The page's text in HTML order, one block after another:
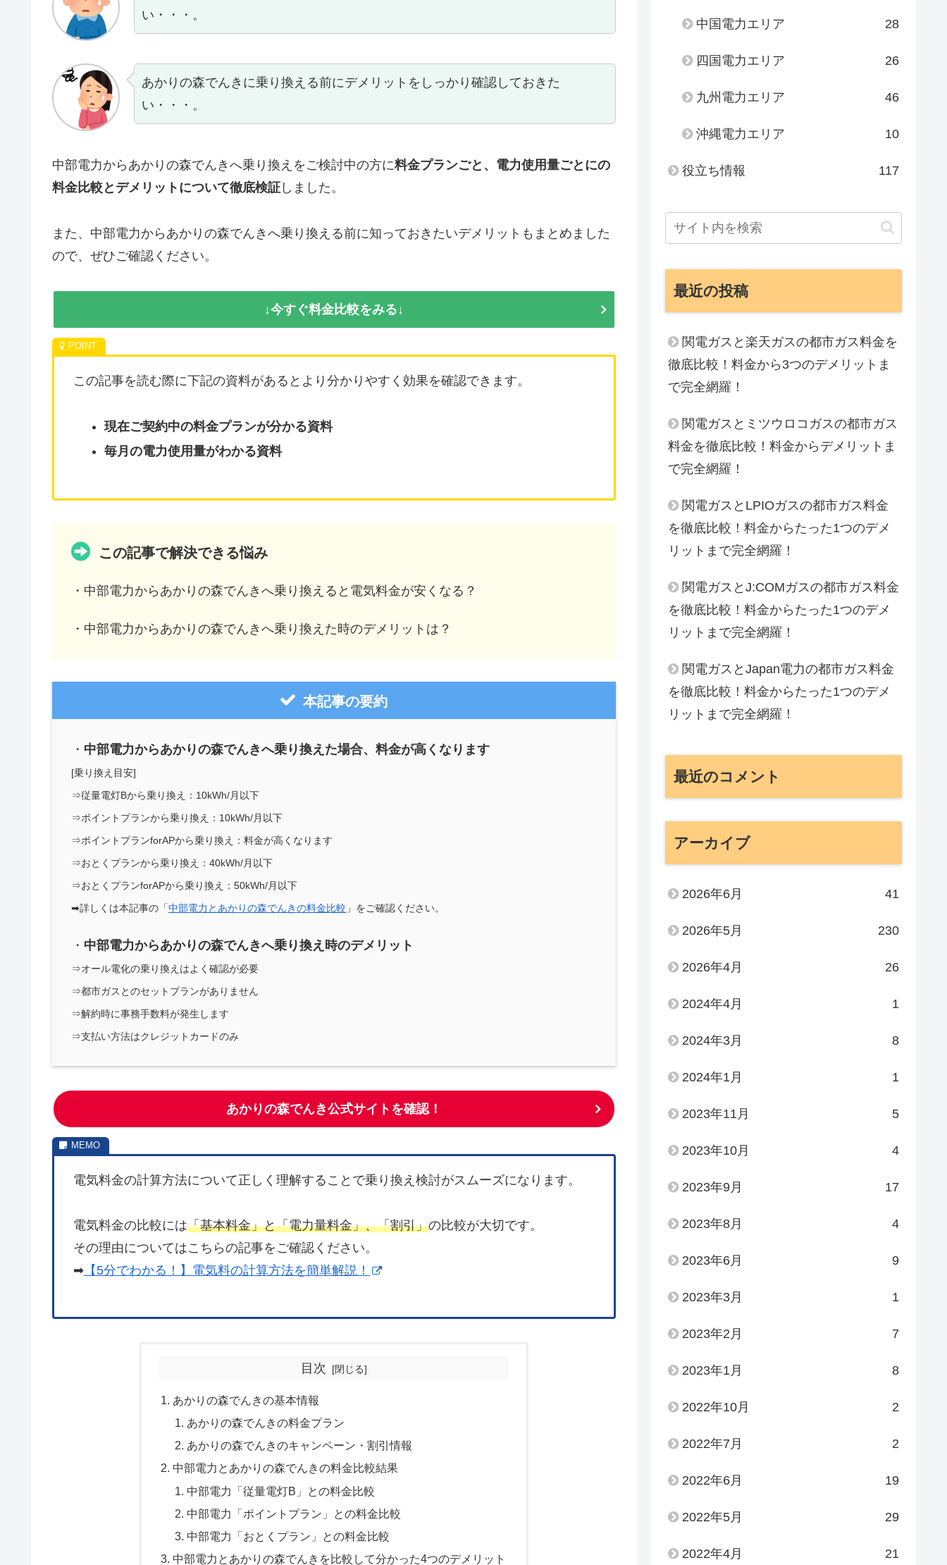
い・・・。
あかりの森でんきに乗り換える前にデメリットをしっかり確認しておきた
い・・・。
中部電力からあかりの森でんきへ乗り換えをご検討中の方に料金プランごと、電力使用量ごとにの
料金比較とデメリットについて徹底検証 しました。
また、中部電力からあかりの森でんきへ乗り換える前に知っておきたいデメリットもまとめました
ので、ぜひご確認ください。
↓今すぐ料金比較をみる↓
この記事を読む際に下記の資料があるとより分かりやすく効果を確認できます。
現在ご契約中の料金プランが分かる資料
毎月の電力使用量がわかる資料
この記事で解決できる悩み
・中部電力からあかりの森でんきへ乗り換えると電気料金が安くなる？
・中部電力からあかりの森でんきへ乗り換えた時のデメリットは？
本記事の要約
・ 中部電力からあかりの森でんきへ乗り換えた場合、料金が高くなります
[乗り換え目安]
⇒従量電灯Bから乗り換え： 10kWh/月以下
⇒ポイントプランから乗り換え： 10kWh/月以下
⇒ポイントプランforAPから乗り換え： 料金が高くなります
⇒おとくプランから乗り換え： 40kWh/月以下
⇒おとくプランforAPから乗り換え： 50kWh/月以下
➡詳しくは本記事の「中部電力とあかりの森でんきの料金比較 」をご確認ください。
・ 中部電力からあかりの森でんきへ乗り換え時のデメリット
⇒オール電化の乗り換えはよく確認が必要
⇒都市ガスとのセットプランがありません
⇒解約時に事務手数料が発生します
⇒支払い方法はクレジットカードのみ
あかりの森でんき公式サイトを確認！
電気料金の計算方法について正しく理解することで乗り換え検討がスムーズになります。
電気料金の比較には「基本料金」と「電力量料金」、「割引」の比較が大切です。
その理由についてはこちらの記事をご確認ください。
➡ 【5分でわかる！】電気料の計算方法を簡単解説！
目次
あかりの森でんきの基本情報
あかりの森でんきの料金プラン
あかりの森でんきのキャンペーン・割引情報
中部電力とあかりの森でんきの料金比較結果
中部電力「従量電灯B」との料金比較
中部電力「ポイントプラン」との料金比較
中部電力「おとくプラン」との料金比較
中部電力とあかりの森でんきを比較して分かった4つのデメリット
中国電力エリア 28
四国電力エリア 26
九州電力エリア 46
沖縄電力エリア 10
役立ち情報 117
最近の投稿
関電ガスと楽天ガスの都市ガス料金を
徹底比較！料金から3つのデメリットま
で完全網羅！
関電ガスとミツウロコガスの都市ガス
料金を徹底比較！料金からデメリットま
で完全網羅！
関電ガスとLPIOガスの都市ガス料金
を徹底比較！料金からたった1つのデメ
リットまで完全網羅！
関電ガスとJ:COMガスの都市ガス料金
を徹底比較！料金からたった1つのデメ
リットまで完全網羅！
関電ガスとJapan電力の都市ガス料金
を徹底比較！料金からたった1つのデメ
リットまで完全網羅！
最近のコメント
アーカイブ
2026年6月 41
2026年5月 230
2026年4月 26
2024年4月 1
2024年3月 8
2024年1月 1
2023年11月 5
2023年10月 4
2023年9月 17
2023年8月 4
2023年6月 9
2023年3月 1
2023年2月 7
2023年1月 8
2022年10月 2
2022年7月 2
2022年6月 19
2022年5月 29
2022年4月 21